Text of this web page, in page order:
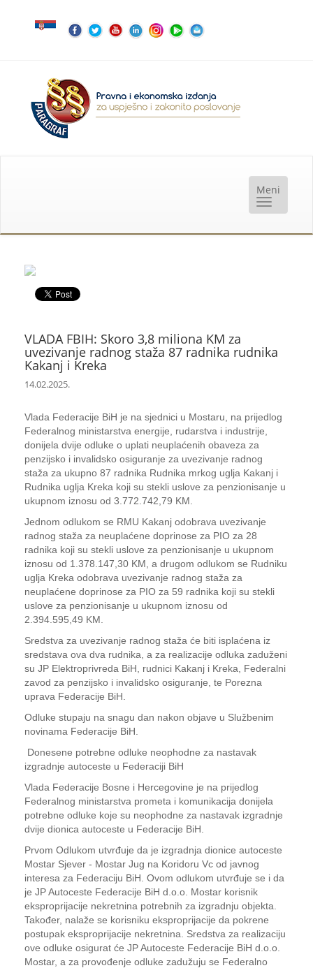
VLADA FBIH: Skoro 3,8 miliona KM za
uvezivanje radnog staža 87 radnika rudnika
Kakanj i Kreka
14.02.2025.
Vlada Federacije BiH je na sjednici u Mostaru, na prijedlog
Federalnog ministarstva energije, rudarstva i industrije,
donijela dvije odluke o uplati neuplaćenih obaveza za
penzijsko i invalidsko osiguranje za uvezivanje radnog
staža za ukupno 87 radnika Rudnika mrkog uglja Kakanj i
Rudnika uglja Kreka koji su stekli uslove za penzionisanje u
ukupnom iznosu od 3.772.742,79 KM.
Jednom odlukom se RMU Kakanj odobrava uvezivanje
radnog staža za neuplaćene doprinose za PIO za 28
radnika koji su stekli uslove za penzionisanje u ukupnom
iznosu od 1.378.147,30 KM, a drugom odlukom se Rudniku
uglja Kreka odobrava uvezivanje radnog staža za
neuplaćene doprinose za PIO za 59 radnika koji su stekli
uslove za penzionisanje u ukupnom iznosu od
2.394.595,49 KM.
Sredstva za uvezivanje radnog staža će biti isplaćena iz
sredstava ova dva rudnika, a za realizacije odluka zaduženi
su JP Elektroprivreda BiH, rudnici Kakanj i Kreka, Federalni
zavod za penzijsko i invalidsko osiguranje, te Porezna
uprava Federacije BiH.
Odluke stupaju na snagu dan nakon objave u Službenim
novinama Federacije BiH.
Donesene potrebne odluke neophodne za nastavak
izgradnje autoceste u Federaciji BiH
Vlada Federacije Bosne i Hercegovine je na prijedlog
Federalnog ministarstva prometa i komunikacija donijela
potrebne odluke koje su neophodne za nastavak izgradnje
dvije dionica autoceste u Federacije BiH.
Prvom Odlukom utvrđuje da je izgradnja dionice autoceste
Mostar Sjever - Mostar Jug na Koridoru Vc od javnog
interesa za Federaciju BiH. Ovom odlukom utvrđuje se i da
je JP Autoceste Federacije BiH d.o.o. Mostar korisnik
eksproprijacije nekretnina potrebnih za izgradnju objekta.
Također, nalaže se korisniku eksproprijacije da pokrene
postupak eksproprijacije nekretnina. Sredstva za realizaciju
ove odluke osigurat će JP Autoceste Federacije BiH d.o.o.
Mostar, a za provođenje odluke zadužuju se Federalno